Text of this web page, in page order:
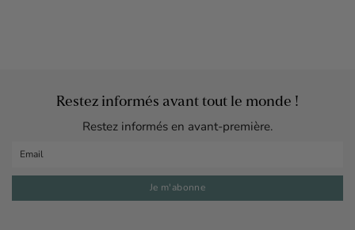
Restez informés avant tout le monde !
Restez informés en avant-première.